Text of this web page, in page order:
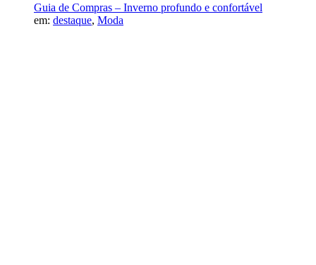
Guia de Compras – Inverno profundo e confortável
em: destaque, Moda